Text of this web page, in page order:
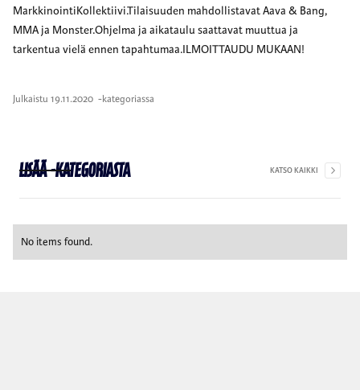
MarkkinointiKollektiivi.Tilaisuuden mahdollistavat Aava & Bang,
MMA ja Monster.Ohjelma ja aikataulu saattavat muuttua ja
tarkentua vielä ennen tapahtumaa.ILMOITTAUDU MUKAAN!
Julkaistu 19.11.2020 -kategoriassa
Lisää-kategoriasta KATSO KAIKKI
No items found.